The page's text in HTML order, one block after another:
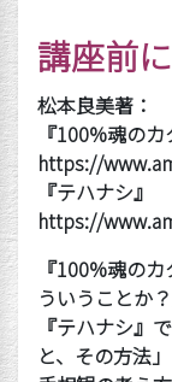
講座前
松本良美著：
『100%魂のカ
https://
『テハナシ』
https://
『100%魂のカ
ういうことか？
『テハナシ』
と、その方法